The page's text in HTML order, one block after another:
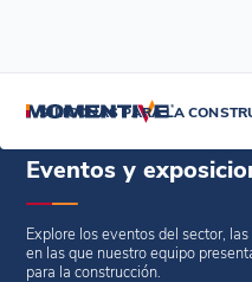
SILICONAS PARA LA
Eventos y
Explore los eventos del sector,
en las que nuestro equipo
para la construcción.